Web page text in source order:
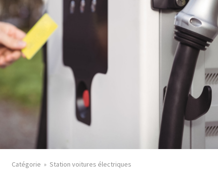
Catégorie Station voitures électriques